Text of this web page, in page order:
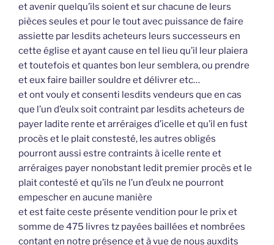
et avenir quelqu’ils soient et sur chacune de leurs
pièces seules et pour le tout avec puissance de faire
assiette par lesdits acheteurs leurs successeurs en
cette église et ayant cause en tel lieu qu’il leur plaiera
et toutefois et quantes bon leur semblera, ou prendre
et eux faire bailler souldre et délivrer etc…
et ont vouly et consenti lesdits vendeurs que en cas
que l’un d’eulx soit contraint par lesdits acheteurs de
payer ladite rente et arréraiges d’icelle et qu’il en fust
procès et le plait constesté, les autres obligés
pourront aussi estre contraints à icelle rente et
arréraiges payer nonobstant ledit premier procès et le
plait contesté et qu’ils ne l’un d’eulx ne pourront
empescher en aucune manière
et est faite ceste présente vendition pour le prix et
somme de 475 livres tz payées baillées et nombrées
contant en notre présence et à vue de nous auxdits